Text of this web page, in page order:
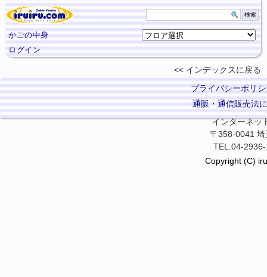
かごの中身
ログイン
インデックスに 戻る
プライバシーポリ
通販・通信販売法
インターネッ
〒358-0041
TEL.04-
Copyright (C)